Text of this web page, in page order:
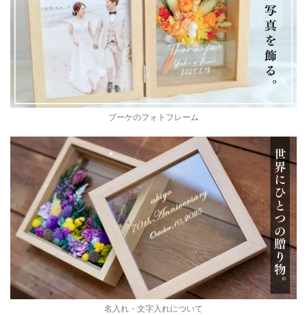
ブーケのフォトフレーム
名入れ・文字入れについて